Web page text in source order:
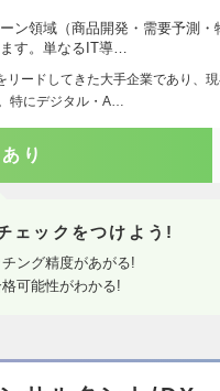
ン領域（商品開発・需要予測・
す。単なるIT導…
リードしてきた大手企業であり、
特にデジタル・A…
り
ェックをつけよう!
ング精度があがる!
可能性がわかる!